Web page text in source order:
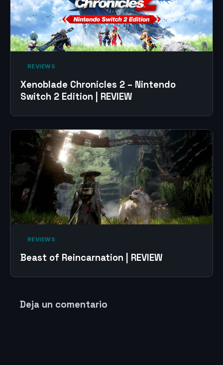
‎ REVIEWS‎
Xenoblade Chronicles 2 – Nintendo
Switch 2 Edition | REVIEW
‎ REVIEWS‎
Beast of Reincarnation | REVIEW
Deja un comentario